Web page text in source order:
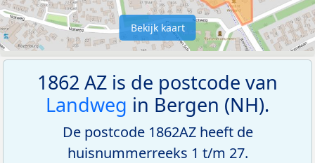
Bekijk kaart
1862 AZ is de postcode van
Landweg in Bergen (NH).
De postcode 1862AZ heeft de
huisnummerreeks 1 t/m 27.